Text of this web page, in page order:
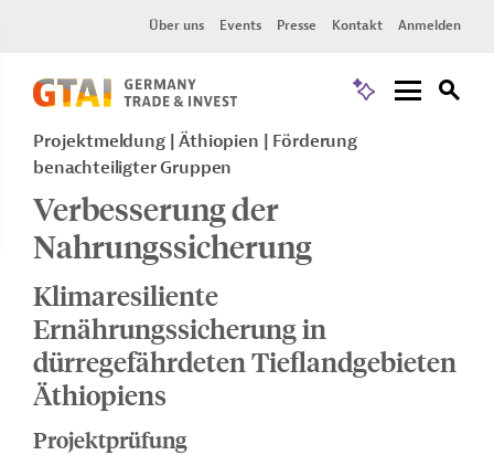
Über uns Events Presse Kontakt Anmelden
Projektmeldung Äthiopien
Förderung
benachteiligter Gruppen
Verbesserung der
Nahrungssicherung
Klimaresiliente
Ernährungssicherung in
dürregefährdeten Tieflandgebieten
Äthiopiens
Projektprüfung